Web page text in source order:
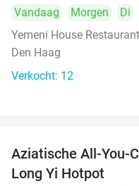
Vandaag Morgen Di
Yemeni House Restaurant
Den Haag
Verkocht: 12
Aziatische All-You-
Long Yi Hotpot